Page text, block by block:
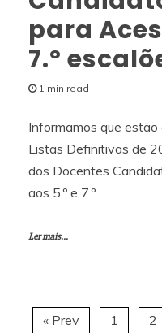
para
7.º
1 min read
Informamos que
Listas Definitivas de
dos Docentes
aos 5.º e 7.º
Ler mais...
« Prev 1 2